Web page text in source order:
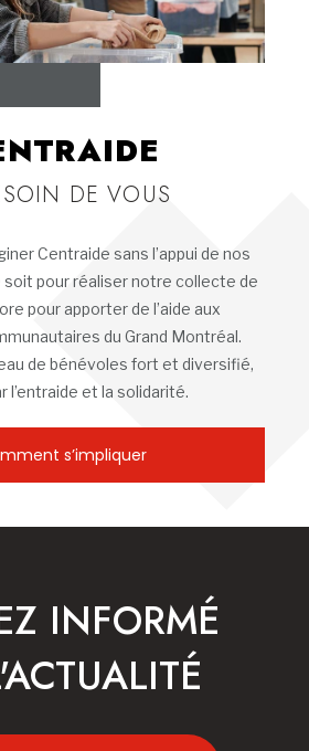
DE VOUS
Centraide sans l’appui de nos
soit pour réaliser notre collecte de
pour apporter de l’aide aux
du Grand Montréal.
de bénévoles fort et diversifié,
l’entraide et la solidarité.
s’impliquer
INFORMÉ